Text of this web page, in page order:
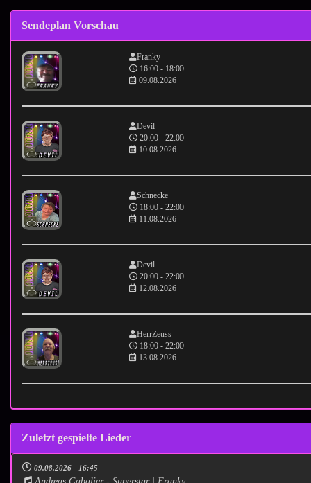
Sendeplan Vorschau
Franky
16:00 - 18:00
09.08.2026
Devil
20:00 - 22:00
10.08.2026
Schnecke
18:00 - 22:00
11.08.2026
Devil
20:00 - 22:00
12.08.2026
HerrZeuss
18:00 - 22:00
13.08.2026
Zuletzt gespielte Lieder
09.08.2026 - 16:45